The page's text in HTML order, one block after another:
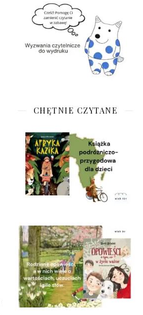
CHĘTNIE CZYTANE